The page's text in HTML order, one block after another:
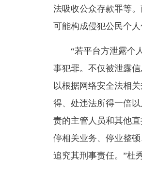
法吸收公众存款罪等
可能构成侵犯公民个人
“若平台方泄露个人
事犯罪。不仅被泄露
以根据网络安全法相
得、处违法所得一倍
责的主管人员和其他
停相关业务、停业整
追究其刑事责任。”杜